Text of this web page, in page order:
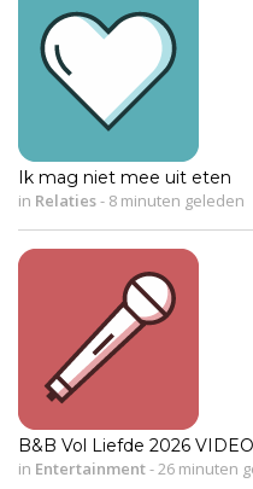
Ik mag niet mee uit eten
in Relaties- 8 minuten geleden
B&B Vol Liefde 2026
in Entertainment-26 minuten